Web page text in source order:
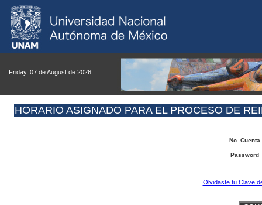
Friday, 07 de August de 2026.
HORARIO ASIGNADO PARA EL PROCESO DE
No. Cuenta
Password
Olvidaste tu Clave